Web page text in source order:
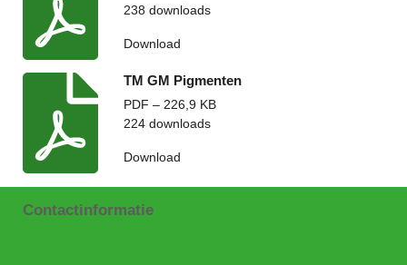
238 downloads
Download
TM GM Pigmenten
PDF – 226,9 KB
224 downloads
Download
Contactinformatie